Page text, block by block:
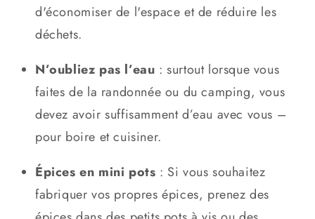
d'économiser de l'espace et de réduire les
déchets.
N’oubliez pas l’eau : surtout lorsque vous
faites de la randonnée ou du camping, vous
devez avoir suffisamment d’eau avec vous –
pour boire et cuisiner.
Épices en mini pots : Si vous souhaitez
fabriquer vos propres épices, prenez des